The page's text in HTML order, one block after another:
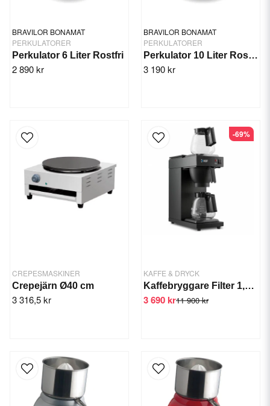
BRAVILOR BONAMAT
PERKULATORER
Perkulator 6 Liter Rostfri
2 890 kr
BRAVILOR BONAMAT
PERKULATORER
Perkulator 10 Liter Rostfri
3 190 kr
CREPESMASKINER
Crepejärn Ø40 cm
3 316,5 kr
KAFFE & DRYCK
Kaffebryggare Filter 1,8 L
11 900 kr
3 690 kr
-69%